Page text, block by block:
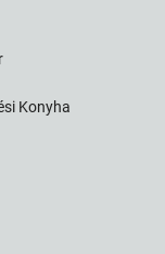
Konyha